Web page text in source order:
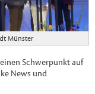
Münster
Schwerpunkt auf
News und